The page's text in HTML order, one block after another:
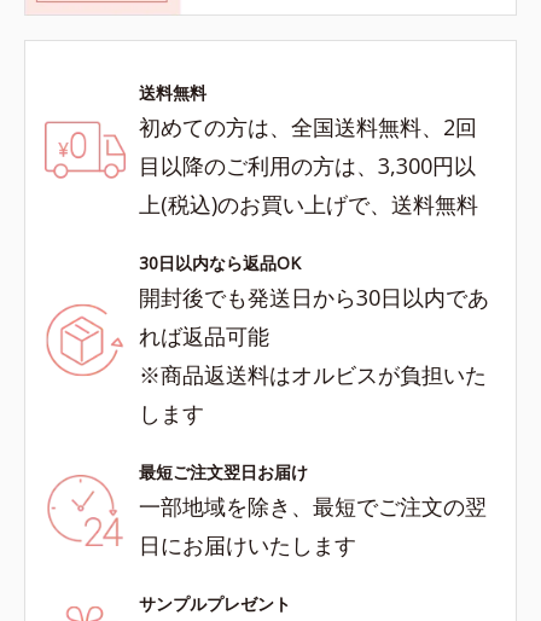
送料無料
初めての方は、全国送料無料、2回
目以降のご利用の方は、3,300円以
上(税込)のお買い上げで、送料無料
30日以内なら返品OK
開封後でも発送日から30日以内であ
れば返品可能
※商品返送料はオルビスが負担いた
します
最短ご注文翌日お届け
一部地域を除き、最短でご注文の翌
日にお届けいたします
サンプルプレゼント